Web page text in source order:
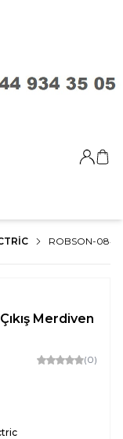
Giriş
ROBSON-084-
Merdiven
(0)